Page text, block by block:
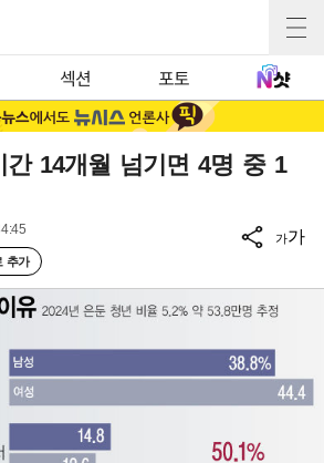
섹션 포토
간 14개월 넘기면 4명 중 1
추가
가가